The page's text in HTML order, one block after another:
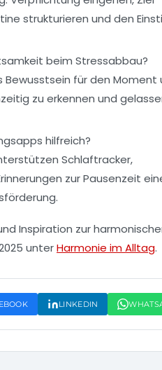
strukturieren und den
beim Stressabbau?
für den Moment
zu erkennen und
hilfreich?
Schlaftracker,
zur Pausenzeit
Inspiration zur
unterHarmonie im Alltag.
LINKEDIN